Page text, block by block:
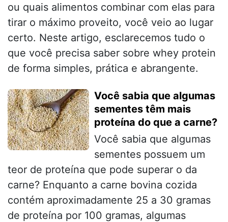
ou quais alimentos combinar com elas para
tirar o máximo proveito, você veio ao lugar
certo. Neste artigo, esclarecemos tudo o
que você precisa saber sobre whey protein
de forma simples, prática e abrangente.
Você sabia que algumas
sementes têm mais
proteína do que a carne?
​Você sabia que algumas
sementes possuem um
teor de proteína que pode superar o da
carne? Enquanto a carne bovina cozida
contém aproximadamente 25 a 30 gramas
de proteína por 100 gramas, algumas